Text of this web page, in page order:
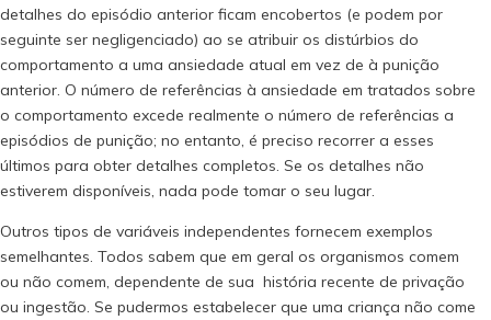
detalhes do episódio anterior ficam encobertos (e podem por
seguinte ser negligenciado) ao se atribuir os distúrbios do
comportamento a uma ansiedade atual em vez de à punição
anterior. O número de referências à ansiedade em tratados sobre
o comportamento excede realmente o número de referências a
episódios de punição; no entanto, é preciso recorrer a esses
últimos para obter detalhes completos. Se os detalhes não
estiverem disponíveis, nada pode tomar o seu lugar.
Outros tipos de variáveis independentes fornecem exemplos
semelhantes. Todos sabem que em geral os organismos comem
ou não comem, dependente de sua história recente de privação
ou ingestão. Se pudermos estabelecer que uma criança não come